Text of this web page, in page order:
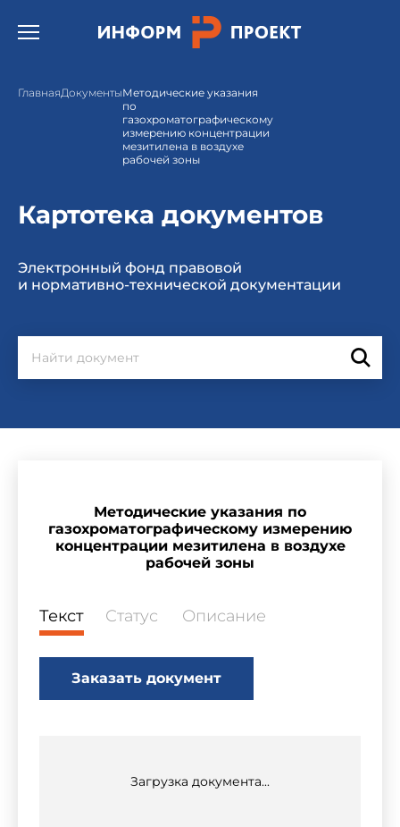
Открыть бургер меню.
ГлавнаяДокументыМетодические указания
по
газохроматографическому
измерению концентрации
мезитилена в воздухе
рабочей зоны
Картотека документов
Электронный фонд правовой
и нормативно-технической документации
Методические указания по
газохроматографическому измерению
концентрации мезитилена в воздухе
рабочей зоны
Текст Статус Описание
Заказать документ
Загрузка документа...